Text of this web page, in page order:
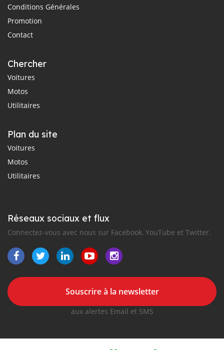
Conditions Générales
Promotion
Contact
Chercher
Voitures
Motos
Utilitaires
Plan du site
Voitures
Motos
Utilitaires
Réseaux sociaux et flux
Connectez-vous avec nous sur Facebook, YouTube et Twitter.
Souscrire à la newsletter
aux alertes Email et SMS